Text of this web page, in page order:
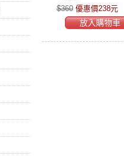
$360 優惠價238元
放入購物車